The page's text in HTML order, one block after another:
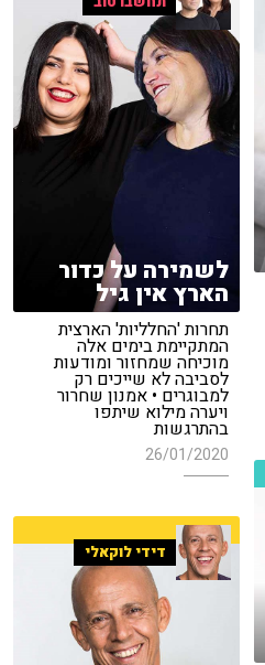
לשמירה על כדור
הארץ אין גיל
תחרות 'החלליות' הארצית
המתקיימת בימים אלה
מוכיחה שמחזור ומודעות
לסביבה לא שייכים רק
למבוגרים • אמנון שחרור
ויערה מילוא שיתפו
בהתרגשות
26/01/2020
דידי לוקאלי